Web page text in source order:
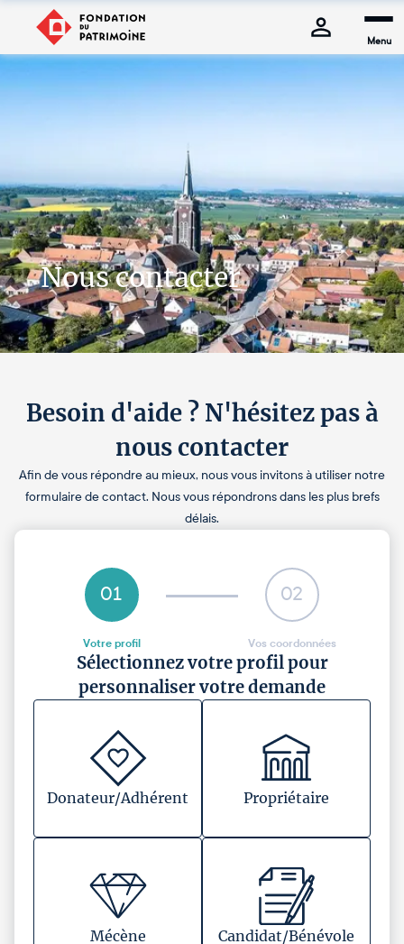
Menu
Nous contacter
Besoin d'aide ? N'hésitez pas à
nous contacter
Afin de vous répondre au mieux, nous vous invitons à utiliser notre
formulaire de contact. Nous vous répondrons dans les plus brefs
délais.
01
Votre profil
02
Vos coordonnées
Sélectionnez votre profil pour
personnaliser votre demande
Donateur/Adhérent Propriétaire
Mécène Candidat/Bénévole